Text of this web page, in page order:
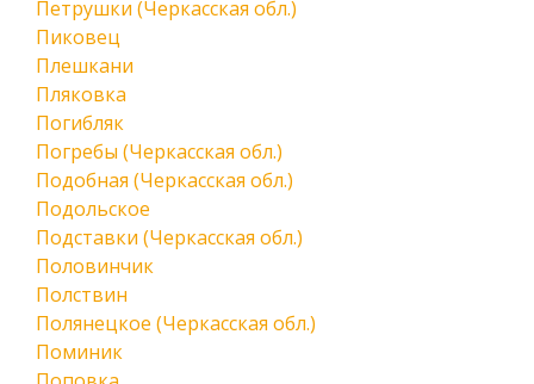
Петрушки (Черкасская обл.)
Пиковец
Плешкани
Пляковка
Погибляк
Погребы (Черкасская обл.)
Подобная (Черкасская обл.)
Подольское
Подставки (Черкасская обл.)
Половинчик
Полствин
Полянецкое (Черкасская обл.)
Поминик